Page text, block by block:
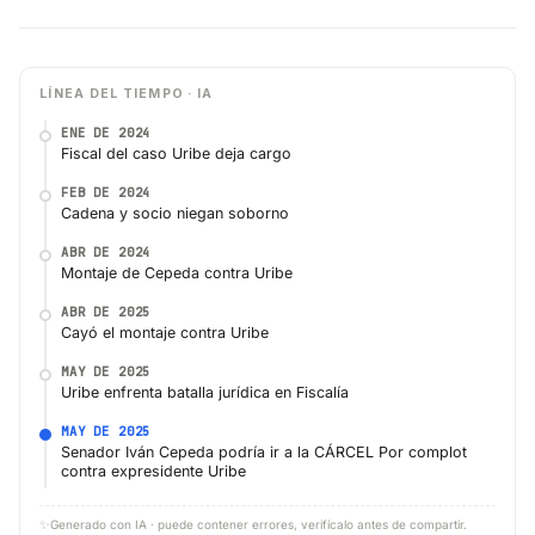
LÍNEA DEL TIEMPO · IA
ENE DE 2024
Fiscal del caso Uribe deja cargo
FEB DE 2024
Cadena y socio niegan soborno
ABR DE 2024
Montaje de Cepeda contra Uribe
ABR DE 2025
Cayó el montaje contra Uribe
MAY DE 2025
Uribe enfrenta batalla jurídica en Fiscalía
MAY DE 2025
Senador Iván Cepeda podría ir a la CÁRCEL Por complot
contra expresidente Uribe
✨ Generado con IA · puede contener errores, verifícalo antes de compartir.